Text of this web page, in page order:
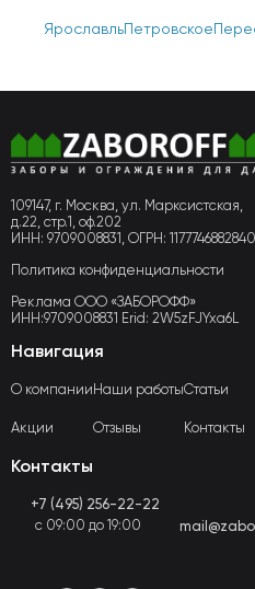
ЯрославльПетровское
109147, г. Москва, ул. Марксистская,
д.22, стр.1, оф.202
ИНН: 9709008831, ОГРН: 1177746882840
Политика конфиденциальности
Реклама ООО «ЗАБОРОФФ»
ИНН:9709008831 Erid: 2W5zFJYxa6L
Навигация
О компании
Акции
Наши работы
Отзывы
Статьи
Контакты
Контакты
+7 (495) 256-22-22
с 09:00 до 19:00